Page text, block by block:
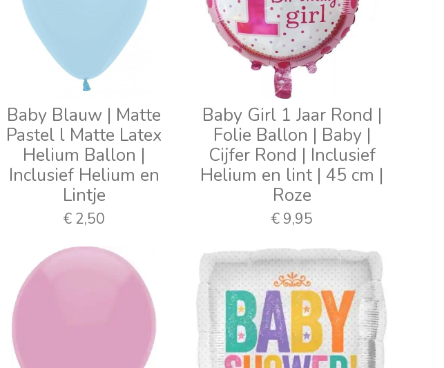
Baby Blauw | Matte
Pastel l Matte Latex
Helium Ballon |
Inclusief Helium en
Lintje
€ 2,50
Baby Girl 1 Jaar Rond |
Folie Ballon | Baby |
Cijfer Rond | Inclusief
Helium en lint | 45 cm |
Roze
€ 9,95